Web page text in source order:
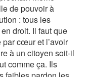
de pouvoir à
: tous les
droit. Il faut que
par cœur et l’avoir
à un citoyen soit-il
comme ça. Ils